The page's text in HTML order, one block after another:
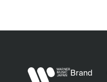
Brand